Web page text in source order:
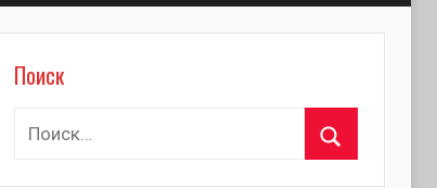
Поиск
Найти: